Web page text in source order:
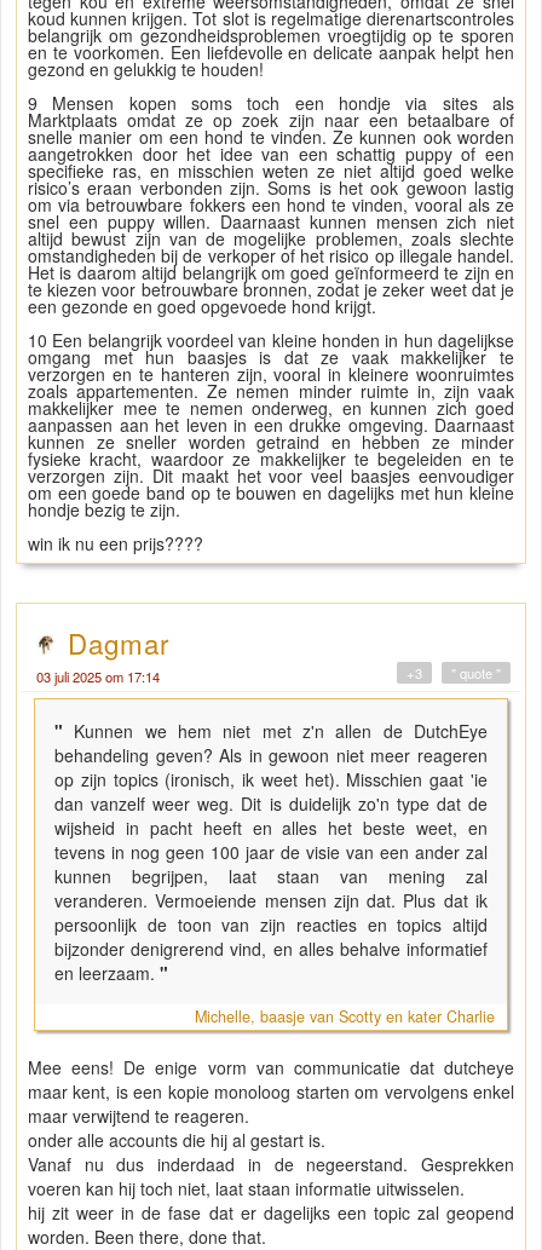
koud kunnen krijgen. Tot slot is regelmatige dierenartscontroles
belangrijk om gezondheidsproblemen vroegtijdig op te sporen
en te voorkomen. Een liefdevolle en delicate aanpak helpt hen
gezond en gelukkig te houden!
9 Mensen kopen soms toch een hondje via sites als
Marktplaats omdat ze op zoek zijn naar een betaalbare of
snelle manier om een hond te vinden. Ze kunnen ook worden
aangetrokken door het idee van een schattig puppy of een
specifieke ras, en misschien weten ze niet altijd goed welke
risico’s eraan verbonden zijn. Soms is het ook gewoon lastig
om via betrouwbare fokkers een hond te vinden, vooral als ze
snel een puppy willen. Daarnaast kunnen mensen zich niet
altijd bewust zijn van de mogelijke problemen, zoals slechte
omstandigheden bij de verkoper of het risico op illegale handel.
Het is daarom altijd belangrijk om goed geïnformeerd te zijn en
te kiezen voor betrouwbare bronnen, zodat je zeker weet dat je
een gezonde en goed opgevoede hond krijgt.
10 Een belangrijk voordeel van kleine honden in hun dagelijkse
omgang met hun baasjes is dat ze vaak makkelijker te
verzorgen en te hanteren zijn, vooral in kleinere woonruimtes
zoals appartementen. Ze nemen minder ruimte in, zijn vaak
makkelijker mee te nemen onderweg, en kunnen zich goed
aanpassen aan het leven in een drukke omgeving. Daarnaast
kunnen ze sneller worden getraind en hebben ze minder
fysieke kracht, waardoor ze makkelijker te begeleiden en te
verzorgen zijn. Dit maakt het voor veel baasjes eenvoudiger
om een goede band op te bouwen en dagelijks met hun kleine
hondje bezig te zijn.
win ik nu een prijs????
Dagmar
03 juli 2025 om 17:14 " quote "
+3
" Kunnen we hem niet met z'n allen de DutchEye
behandeling geven? Als in gewoon niet meer reageren
op zijn topics (ironisch, ik weet het). Misschien gaat 'ie
dan vanzelf weer weg. Dit is duidelijk zo'n type dat de
wijsheid in pacht heeft en alles het beste weet, en
tevens in nog geen 100 jaar de visie van een ander zal
kunnen begrijpen, laat staan van mening zal
veranderen. Vermoeiende mensen zijn dat. Plus dat ik
persoonlijk de toon van zijn reacties en topics altijd
bijzonder denigrerend vind, en alles behalve informatief
en leerzaam. "
Michelle, baasje van Scotty en kater Charlie
Mee eens! De enige vorm van communicatie dat dutcheye
maar kent, is een kopie monoloog starten om vervolgens enkel
maar verwijtend te reageren.
onder alle accounts die hij al gestart is.
Vanaf nu dus inderdaad in de negeerstand. Gesprekken
voeren kan hij toch niet, laat staan informatie uitwisselen.
hij zit weer in de fase dat er dagelijks een topic zal geopend
worden. Been there, done that.